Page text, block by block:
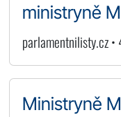
ministryně
parlamentnilisty.cz
Ministryně